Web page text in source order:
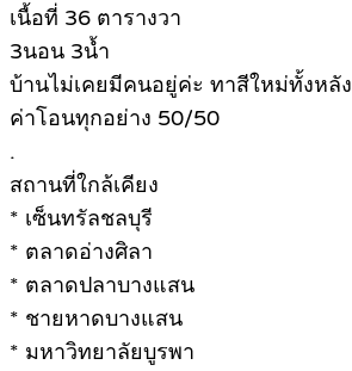
เนื้อที่ 36 ตารางวา
3นอน 3น้ำ
บ้านไม่เคยมีคนอยู่ค่ะ ทาสีใหม่ทั้งหลัง
ค่าโอนทุกอย่าง 50/50
.
สถานที่ใกล้เคียง
* เซ็นทรัลชลบุรี
* ตลาดอ่างศิลา
* ตลาดปลาบางแสน
* ชายหาดบางแสน
* มหาวิทยาลัยบูรพา